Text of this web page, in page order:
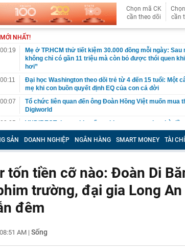
Chọn mã CK
cần theo dõi
cần
MỚI NHẤT!
00:19
Mẹ ở TP.HCM thử tiết kiệm 30.000 đồng mỗi ngày: Sau
không chỉ có gần 11 triệu mà còn bỏ được thói quen
hơi”
00:11
Đại học Washington theo dõi trẻ từ 4 đến 15 tuổi: Một
mẹ khi con buồn quyết định EQ của con cả đời
00:07
Tổ chức liên quan đến ông Đoàn Hồng Việt muốn mua
Digiworld
00:05
VNDIRECT đưa ra khuyến nghị quan trọng cho nhà đầu
khoán
Doanh nghiệp Việt Nam có doanh thu lớn hơn
đăng ký vào nhóm 500 doanh nghiệp lớn nhất thế giới
00:03
Lịch chốt quyền cổ tức tuần 10-14/8: Một ngân hàng
tức tiền mặt cao nhất 100%
00:02
"Sự thật" về đại gia tâm linh Xuân Trường
00:01
Chuyên gia chỉ ra một tín hiệu quan trọng cho thấy VN-
vào nhịp sóng mới
00:01
Khoan sâu 4.700 mét xuống đáy biển, phát hiện mỏ
500 triệu m3 ngoài khơi Việt Nam
SẢN DOANH NGHIỆP NGÂN HÀNG SMART MONEY TÀI
tốn tiền cỡ nào: Đoàn Di
trường, đại gia Long
đêm
AM | Sống